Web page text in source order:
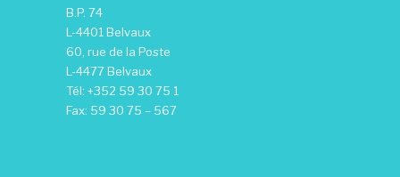
B.P. 74
L-4401 Belvaux
60, rue de la Poste
L-4477 Belvaux
Tél: +352 59 30 75 1
Fax: 59 30 75 – 567